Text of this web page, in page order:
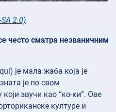
SA 2.0)
често сматра незваничним
је мала жаба која је
је по свом
звучи као “ко-ки”. Ове
културе и